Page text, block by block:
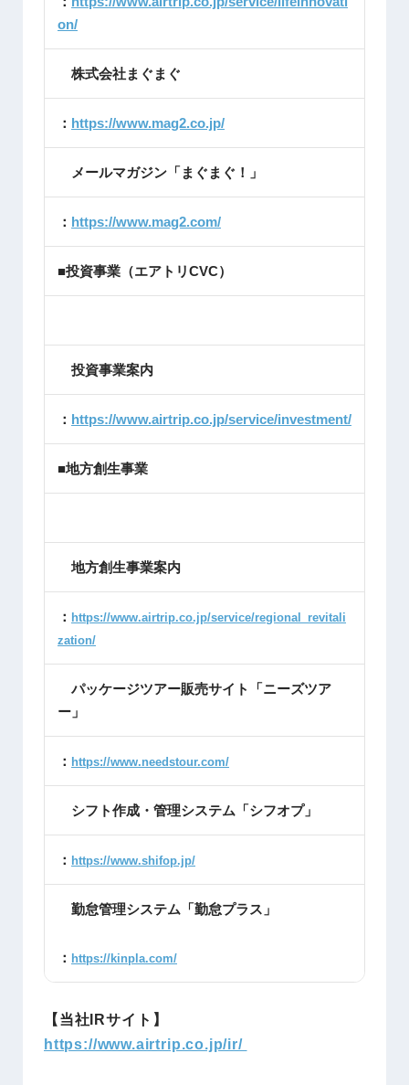
on/
株式会社まぐまぐ
： https://www.mag2.co.jp/
メールマガジン「まぐまぐ！」
： https://www.mag2.com/
■投資事業（エアトリCVC）
投資事業案内
： https://www.airtrip.co.jp/service/investment/
■地方創生事業
地方創生事業案内
： https://www.airtrip.co.jp/service/regional_revitali
zation/
パッケージツアー販売サイト「ニーズツア
ー」
： https://www.needstour.com/
シフト作成・管理システム「シフオプ」
： https://www.shifop.jp/
勤怠管理システム「勤怠プラス」
： https://kinpla.com/
【当社IRサイト】
https://www.airtrip.co.jp/ir/